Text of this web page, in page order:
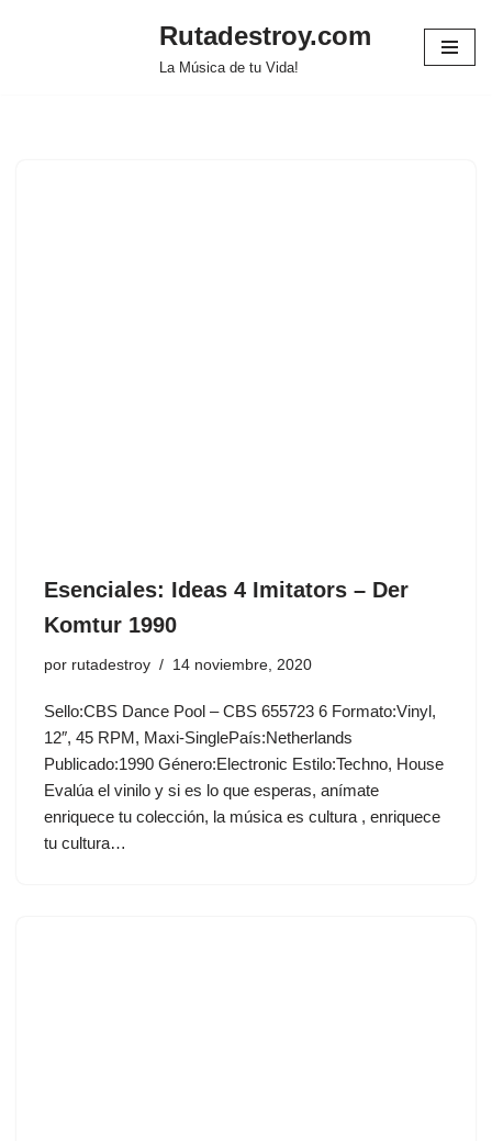
Rutadestroy.com
La Música de tu Vida!
Esenciales: Ideas 4 Imitators ‎– Der
Komtur 1990
por rutadestroy 14 noviembre, 2020
Sello:CBS Dance Pool ‎– CBS 655723 6 Formato:Vinyl,
12″, 45 RPM, Maxi-SinglePaís:Netherlands
Publicado:1990 Género:Electronic Estilo:Techno, House
Evalúa el vinilo y si es lo que esperas, anímate
enriquece tu colección, la música es cultura , enriquece
tu cultura…